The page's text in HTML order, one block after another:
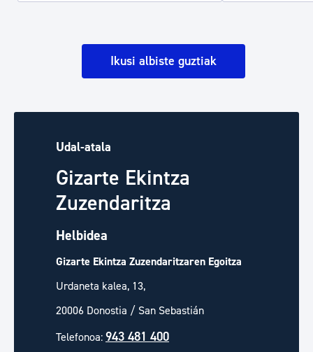
Ikusi albiste guztiak
Udal-atala
Gizarte Ekintza
Zuzendaritza
Helbidea
Gizarte Ekintza Zuzendaritzaren Egoitza
Urdaneta kalea, 13,
20006 Donostia / San Sebastián
Telefonoa: 943 481 400